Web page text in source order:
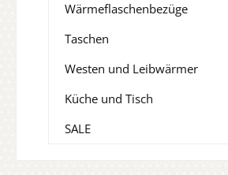
Wärmeflaschenbezüge
Taschen
Westen und Leibwärmer
Küche und Tisch
SALE